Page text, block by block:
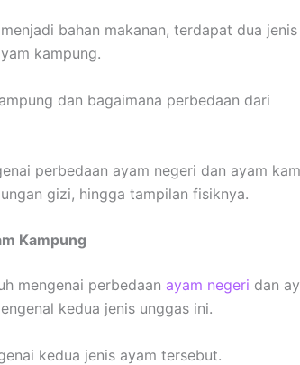
bahan makanan, terdapat dua
kampung.
dan bagaimana perbedaan dari
perbedaan ayam negeri dan ayam
gizi, hingga tampilan fisiknya.
Kampung
mengenai perbedaan ayam negeri dan
kedua jenis unggas ini.
kedua jenis ayam tersebut.